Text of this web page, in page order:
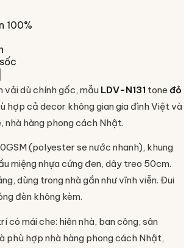
100%
vải dù chính gốc, mẫu LDV-N131 tone đỏ
hợp cả decor không gian gia đình Việt và
nhà hàng phong cách Nhật.
(polyester se nước nhanh), khung
miệng nhựa cứng đen, dây treo 50cm.
dùng trong nhà gần như vĩnh viễn. Đui
đèn không kèm.
có mái che: hiên nhà, ban công, sân
phù hợp nhà hàng phong cách Nhật,